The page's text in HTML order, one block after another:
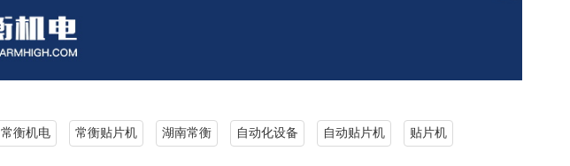
常衡机电 常衡贴片机 湖南常衡 自动化设备 自动贴片机 贴片机